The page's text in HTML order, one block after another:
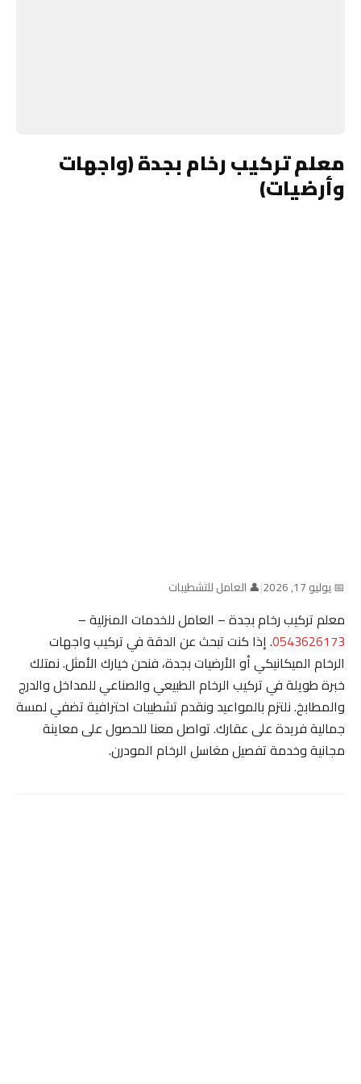
معلم تركيب رخام بجدة (واجهات
وأرضيات)
📅 يوليو 17, 2026 |👤 العامل للتشطيبات
معلم تركيب رخام بجدة – العامل للخدمات المنزلية –
0543626173. إذا كنت تبحث عن الدقة في تركيب واجهات
الرخام الميكانيكي أو الأرضيات بجدة، فنحن خيارك الأمثل. نمتلك
خبرة طويلة في تركيب الرخام الطبيعي والصناعي للمداخل والدرج
والمطابخ. نلتزم بالمواعيد ونقدم تشطيبات احترافية تضفي لمسة
جمالية فريدة على عقارك. تواصل معنا للحصول على معاينة
مجانية وخدمة تفصيل مغاسل الرخام المودرن.